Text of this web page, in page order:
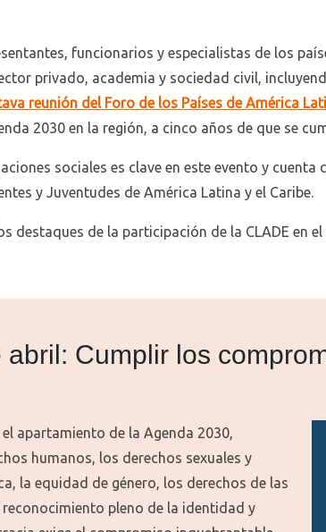
funcionarios y especialistas de los
privado, academia y sociedad civil,
reunión del Foro de los Países de América
2030 en la región, a cinco años de que se
sociales es clave en este evento y
y Juventudes de América Latina y el Caribe.
destaques de la participación de la CLADE en el
abril: Cumplir los
apartamiento de la Agenda 2030,
humanos, los derechos sexuales y
la equidad de género, los derechos de las
pleno de la identidad y